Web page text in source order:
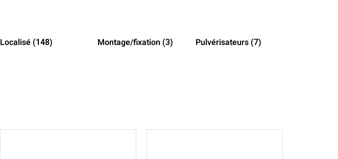
Localisé (148) Montage/fixation (3) Pulvérisateurs (7)